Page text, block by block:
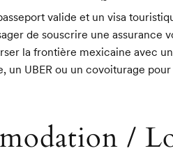
valide et un visa
de souscrire une assurance
la frontière mexicaine avec
un UBER ou un covoiturage
/